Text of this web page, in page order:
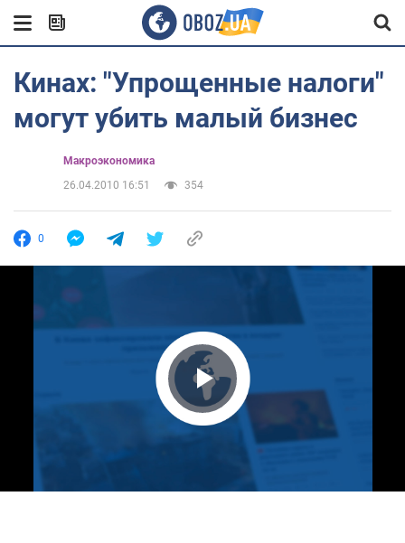
Кинах: "Упрощенные налоги"
могут убить малый бизнес
Mакроэкономика
26.04.2010 16:51
354
0
Play Video